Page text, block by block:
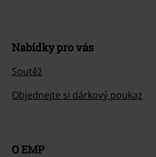
Nabídky pro vás
Soutěž
Objednejte si dárkový poukaz
O EMP